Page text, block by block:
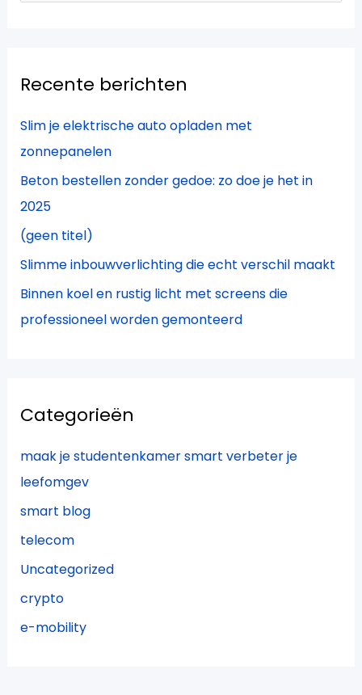
n
:
Recente berichten
Slim je elektrische auto opladen met
zonnepanelen
Beton bestellen zonder gedoe: zo doe je het in
2025
(geen titel)
Slimme inbouwverlichting die echt verschil maakt
Binnen koel en rustig licht met screens die
professioneel worden gemonteerd
Categorieën
maak je studentenkamer smart verbeter je
leefomgev
smart blog
telecom
Uncategorized
crypto
e-mobility